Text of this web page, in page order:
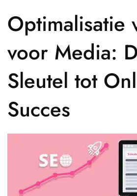
Optimalisatie
voor Media:
Sleutel tot
Succes